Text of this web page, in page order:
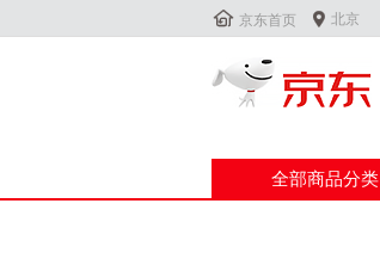
 京东首页  北京
全部商品分类